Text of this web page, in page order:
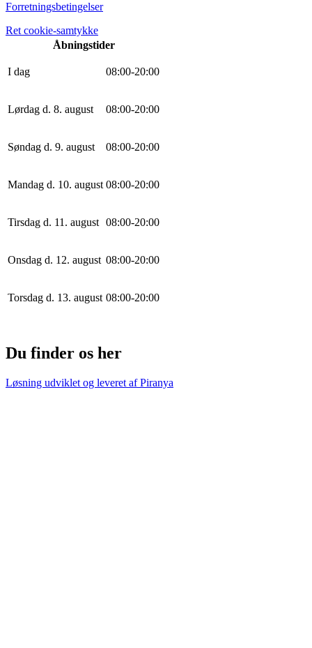
Forretningsbetingelser
Ret cookie-samtykke
Åbningstider
I dag 08:00-20:00
Lørdag d. 8. august 08:00-20:00
Søndag d. 9. august 08:00-20:00
Mandag d. 10. august 08:00-20:00
Tirsdag d. 11. august 08:00-20:00
Onsdag d. 12. august 08:00-20:00
Torsdag d. 13. august 08:00-20:00
Du finder os her
Løsning udviklet og leveret afPiranya